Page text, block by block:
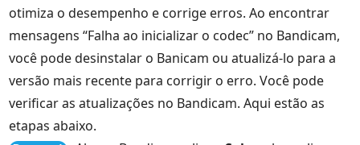
otimiza o desempenho e corrige erros. Ao encontrar
mensagens “Falha ao inicializar o codec” no Bandicam,
você pode desinstalar o Banicam ou atualizá-lo para a
versão mais recente para corrigir o erro. Você pode
verificar as atualizações no Bandicam. Aqui estão as
etapas abaixo.